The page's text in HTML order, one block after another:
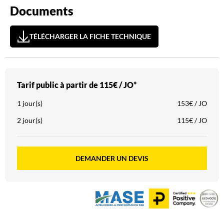
Documents
TÉLÉCHARGER LA FICHE TECHNIQUE
Tarif public à partir de 115€ / JO*
1 jour(s)
153€ / JO
2 jour(s)
115€ / JO
DEMANDER UN DEVIS